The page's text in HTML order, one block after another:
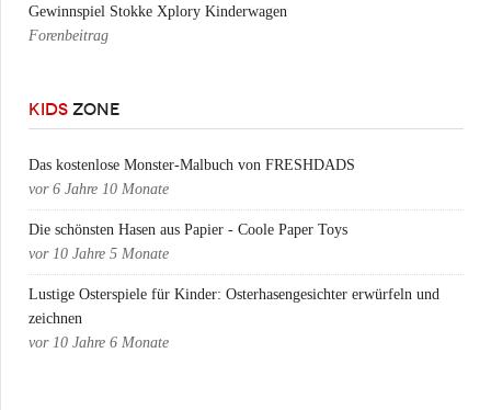
Gewinnspiel Stokke Xplory Kinderwagen
Forenbeitrag
KIDS ZONE
Das kostenlose Monster-Malbuch von FRESHDADS
vor 6 Jahre 10 Monate
Die schönsten Hasen aus Papier - Coole Paper Toys
vor 10 Jahre 5 Monate
Lustige Osterspiele für Kinder: Osterhasengesichter erwürfeln und
zeichnen
vor 10 Jahre 6 Monate